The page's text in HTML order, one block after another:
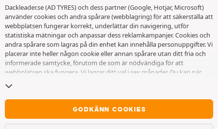
Dackleader.se (AD TYRES) och dess partner (Google, Hotjar, Microsoft)
använder cookies och andra spårare (webblagring) för att säkerställa att
webbplatsen fungerar korrekt, underlättar din navigering, utför
statistiska mätningar och anpassar dess reklamkampanjer. Cookies och
andra spårare som lagras på din enhet kan innehålla personuppgifter. Vi
placerar inte heller någon cookie eller annan spårare utan ditt fria och
informerade samtycke, förutom de som är nödvändiga för att
webbplatsen ska fungera. Vi lagrar ditt val i sex månader. Du kan när
andra spårare
cookies eller andra spårare. Vägran hindrar inte tillgång till tjänsterna
AD TYRES. För ytterligare information hänvisar vi till
och andra spårare.
GODKÄNN COOKIES